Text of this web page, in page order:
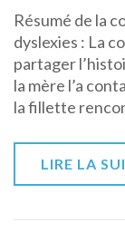
Résumé de la
dyslexies : La
partager
la mère l’a
la fillette
LIRE LA